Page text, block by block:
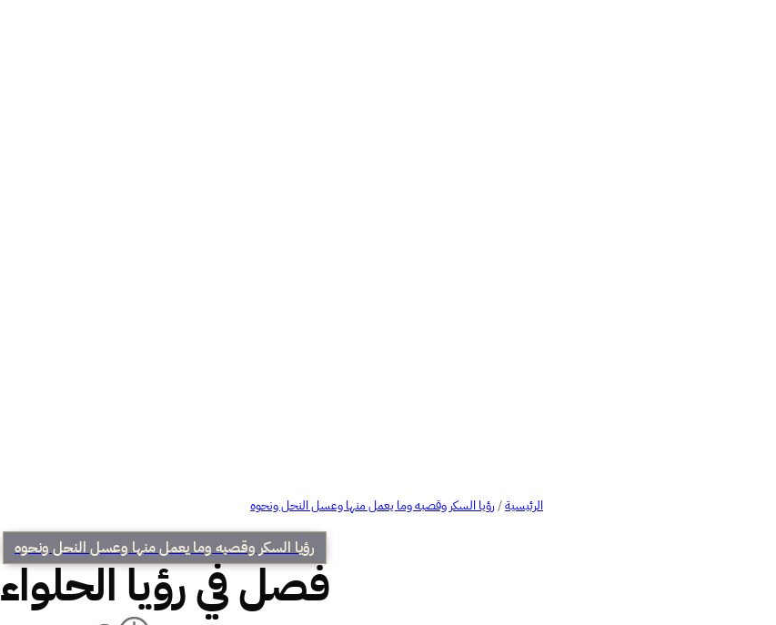
الرئيسية/رؤيا السكر وقصبه وما يعمل منها وعسل النحل ونحوه
رؤيا السكر وقصبه وما يعمل منها وعسل النحل ونحوه
فصل في رؤيا الحلواء